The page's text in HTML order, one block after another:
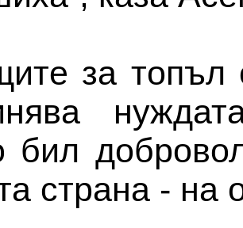
за топъл
бил
страна - на